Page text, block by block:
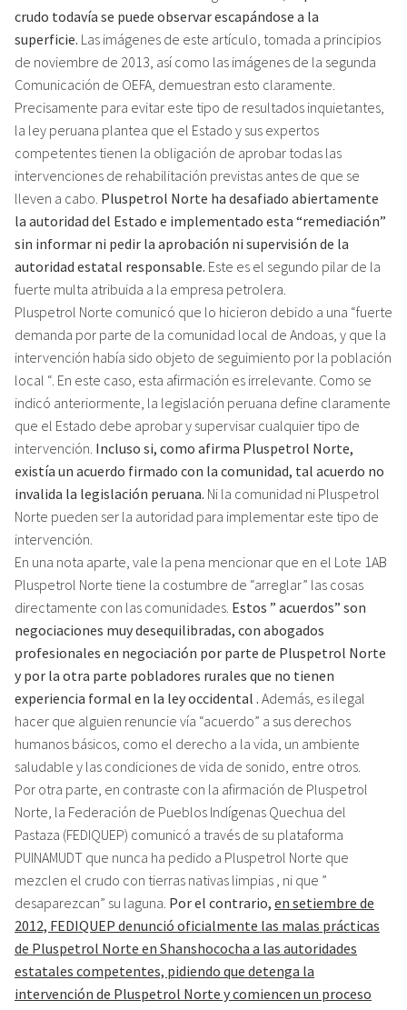
crudo todavía se puede observar escapándose a la
superficie. Las imágenes de este artículo, tomada a principios
de noviembre de 2013, así como las imágenes de la segunda
Comunicación de OEFA, demuestran esto claramente.
Precisamente para evitar este tipo de resultados inquietantes,
la ley peruana plantea que el Estado y sus expertos
competentes tienen la obligación de aprobar todas las
intervenciones de rehabilitación previstas antes de que se
lleven a cabo. Pluspetrol Norte ha desafiado abiertamente
la autoridad del Estado e implementado esta “remediación”
sin informar ni pedir la aprobación ni supervisión de la
autoridad estatal responsable. Este es el segundo pilar de la
fuerte multa atribuida a la empresa petrolera.
Pluspetrol Norte comunicó que lo hicieron debido a una “fuerte
demanda por parte de la comunidad local de Andoas, y que la
intervención había sido objeto de seguimiento por la población
local “. En este caso, esta afirmación es irrelevante. Como se
indicó anteriormente, la legislación peruana define claramente
que el Estado debe aprobar y supervisar cualquier tipo de
intervención. Incluso si, como afirma Pluspetrol Norte,
existía un acuerdo firmado con la comunidad, tal acuerdo no
invalida la legislación peruana. Ni la comunidad ni Pluspetrol
Norte pueden ser la autoridad para implementar este tipo de
intervención.
En una nota aparte, vale la pena mencionar que en el Lote 1AB
Pluspetrol Norte tiene la costumbre de “arreglar” las cosas
directamente con las comunidades. Estos ” acuerdos” son
negociaciones muy desequilibradas, con abogados
profesionales en negociación por parte de Pluspetrol Norte
y por la otra parte pobladores rurales que no tienen
experiencia formal en la ley occidental . Además, es ilegal
hacer que alguien renuncie vía “acuerdo” a sus derechos
humanos básicos, como el derecho a la vida, un ambiente
saludable y las condiciones de vida de sonido, entre otros.
Por otra parte, en contraste con la afirmación de Pluspetrol
Norte, la Federación de Pueblos Indígenas Quechua del
Pastaza (FEDIQUEP) comunicó a través de su plataforma
PUINAMUDT que nunca ha pedido a Pluspetrol Norte que
mezclen el crudo con tierras nativas limpias , ni que ”
desaparezcan” su laguna. Por el contrario, en setiembre de
2012, FEDIQUEP denunció oficialmente las malas prácticas
de Pluspetrol Norte en Shanshococha a las autoridades
estatales competentes, pidiendo que detenga la
intervención de Pluspetrol Norte y comiencen un proceso